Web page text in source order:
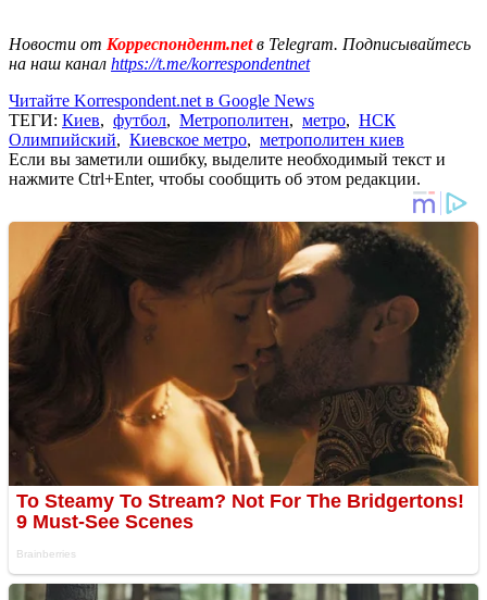
Новости от Корреспондент.netв Telegram. Подписывайтесь
на наш канал https://t.me/korrespondentnet
Читайте Korrespondent.net в Google News
ТЕГИ: Киев, футбол, Метрополитен, метро, НСК
Олимпийский, Киевское метро, метрополитен киев
Если вы заметили ошибку, выделите необходимый текст и
нажмите Ctrl+Enter, чтобы сообщить об этом редакции.